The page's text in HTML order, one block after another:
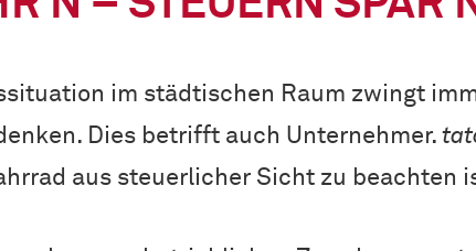
im städtischen Raum zwingt
Dies betrifft auch Unternehmer.
aus steuerlicher Sicht zu beachten